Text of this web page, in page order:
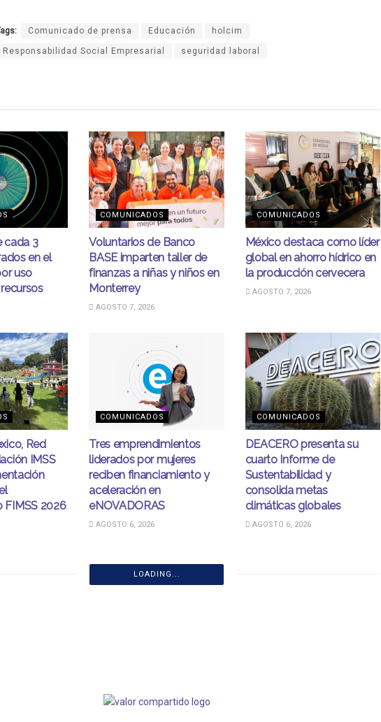
Comunicado de prensa Educación holcim
Responsabilidad Social Empresarial seguridad laboral
cada 3
en el
uso
COMUNICADOS
Voluntarios de Banco
BASE imparten taller de
finanzas a niñas y niños en
Monterrey
AGOSTO 7, 2026
COMUNICADOS
México destaca como líder
global en ahorro hídrico en
la producción cervecera
AGOSTO 7, 2026
Red
IMSS
FIMSS 2026
COMUNICADOS
Tres emprendimientos
liderados por mujeres
reciben financiamiento y
aceleración en
eNOVADORAS
AGOSTO 6, 2026
COMUNICADOS
DEACERO presenta su
cuarto Informe de
Sustentabilidad y
consolida metas
climáticas globales
AGOSTO 6, 2026
LOADING...